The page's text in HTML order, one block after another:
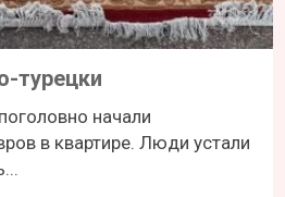
турецки
начали
в квартире. Люди устали